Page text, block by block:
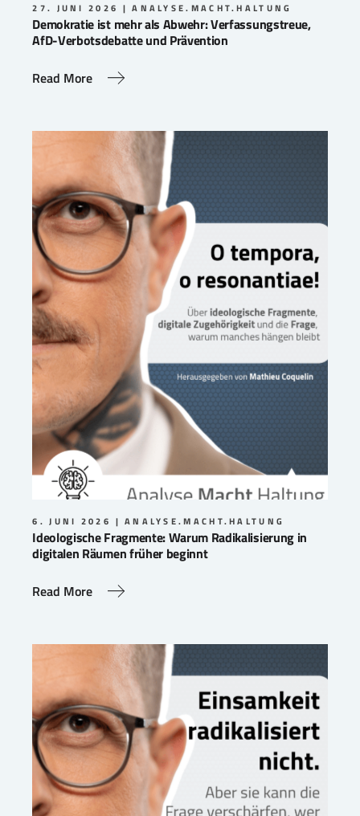
27. JUNI 2026 ANALYSE.MACHT.HALTUNG
Demokratie ist mehr als Abwehr: Verfassungstreue,
AfD-Verbotsdebatte und Prävention
Read More
6. JUNI 2026 ANALYSE.MACHT.HALTUNG
Ideologische Fragmente: Warum Radikalisierung in
digitalen Räumen früher beginnt
Read More